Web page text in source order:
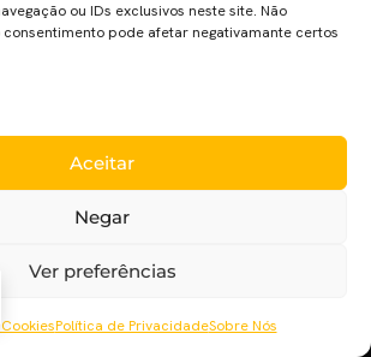
ou IDs exclusivos neste site. Não
pode afetar negativamante certos
Aceitar
Negar
Ver preferências
Política de PrivacidadeSobre Nós
86,400 segundos. Este é um deles!
desta semana, chama-se “Seconds“,
Marko Slavnic trás à nossa mesa um
o Tempo. Este fala-nos sobre as
que uma delas pode mudar a nossa vida,